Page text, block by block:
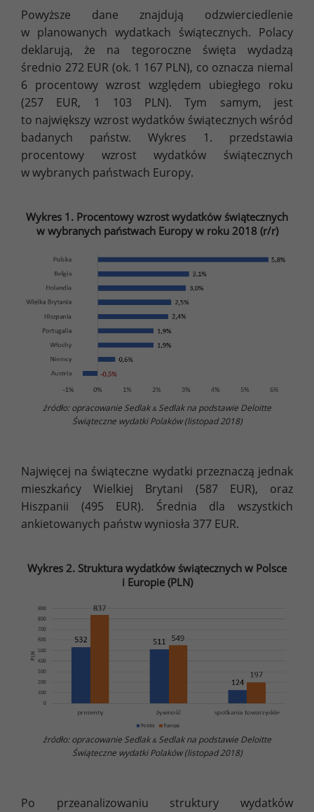
Powyższe dane znajdują odzwierciedlenie
w planowanych wydatkach świątecznych. Polacy
deklarują, że na tegoroczne święta wydadzą
średnio 272 EUR (ok. 1 167 PLN), co oznacza niemal
6 procentowy wzrost względem ubiegłego roku
(257 EUR, 1 103 PLN). Tym samym, jest
to największy wzrost wydatków świątecznych wśród
badanych państw. Wykres 1. przedstawia
procentowy wzrost wydatków świątecznych
w wybranych państwach Europy.
Wykres 1. Procentowy wzrost wydatków świątecznych
w wybranych państwach Europy w roku 2018 (r/r)
źródło: opracowanie Sedlak & Sedlak na podstawie Deloitte
Świąteczne wydatki Polaków (listopad 2018)
Najwięcej na świąteczne wydatki przeznaczą jednak
mieszkańcy Wielkiej Brytani (587 EUR), oraz
Hiszpanii (495 EUR). Średnia dla wszystkich
ankietowanych państw wyniosła 377 EUR.
Wykres 2. Struktura wydatków świątecznych w Polsce
i Europie (PLN)
źródło: opracowanie Sedlak & Sedlak na podstawie Deloitte
Świąteczne wydatki Polaków (listopad 2018)
Po przeanalizowaniu struktury wydatków